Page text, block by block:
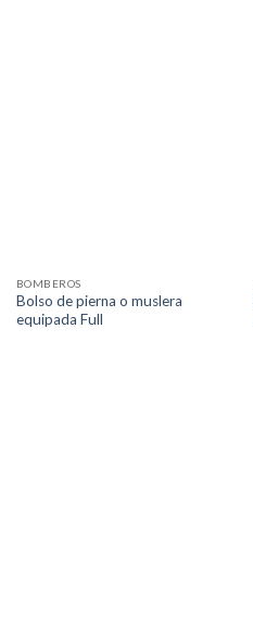
BOMBEROS
Bolso de pierna o muslera
equipada Full